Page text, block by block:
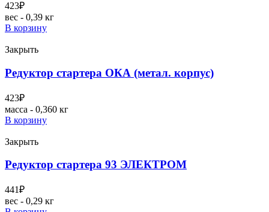
423₽
вес - 0,39 кг
В корзину
Закрыть
Редуктор стартера ОКА (метал. корпус)
423₽
масса - 0,360 кг
В корзину
Закрыть
Редуктор стартера 93 ЭЛЕКТРОМ
441₽
вес - 0,29 кг